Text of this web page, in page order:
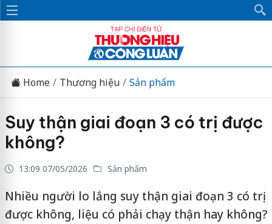
Home Thương hiệu Sản phẩm
Suy thận giai đoạn 3 có trị được
không?
13:09 07/05/2026 Sản phẩm
Nhiều người lo lắng suy thận giai đoạn 3 có trị
được không, liệu có phải chạy thận hay không?